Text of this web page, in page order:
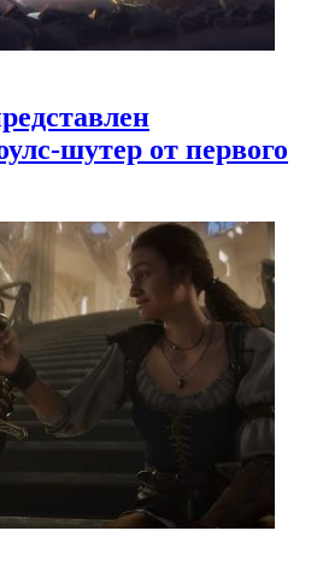
шутер от первого